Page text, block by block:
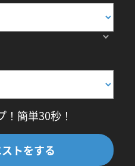
！簡単30秒！
トをする